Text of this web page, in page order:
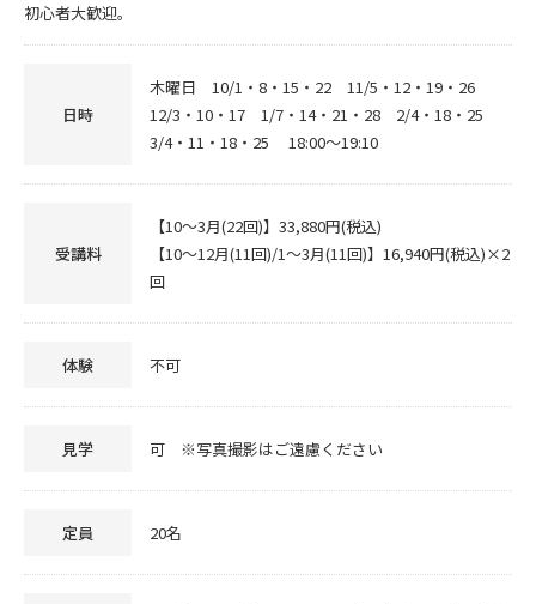
初心者大歓迎。
日時
木曜日 10/1・8・15・22 11/5・12・19・26
12/3・10・17 1/7・14・21・28 2/4・18・25
3/4・11・18・25 18:00～19:10
受講料
【10～3月(22回)】33,880円(税込)
【10～12月(11回)/1～3月(11回)】16,940円(税込)×2
回
体験 不可
見学 可 ※写真撮影はご遠慮ください
定員 20名